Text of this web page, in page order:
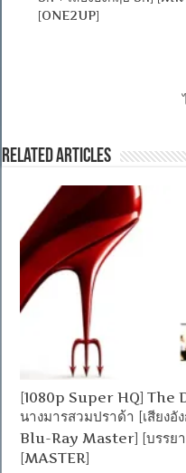
[ONE2UP]
Related Articles
[1080p Super HQ] The
นางมารสวมปราด้า [เสียงอั
Blu-Ray Master] [บรรย
[MASTER]